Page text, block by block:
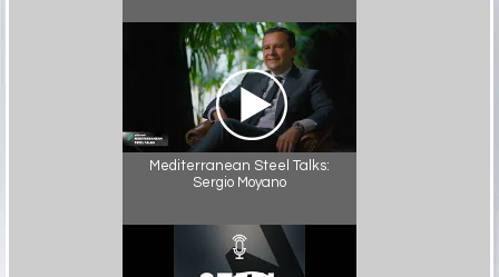
Mediterranean Steel Talks:
Sergio Moyano